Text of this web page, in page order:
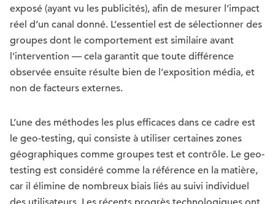
exposé (ayant vu les publicités), afin de mesurer l’impact
réel d’un canal donné. L’essentiel est de sélectionner des
groupes dont le comportement est similaire avant
l’intervention — cela garantit que toute différence
observée ensuite résulte bien de l’exposition média, et
non de facteurs externes.
L’une des méthodes les plus efficaces dans ce cadre est
le geo-testing, qui consiste à utiliser certaines zones
géographiques comme groupes test et contrôle. Le geo-
testing est considéré comme la référence en la matière,
car il élimine de nombreux biais liés au suivi individuel